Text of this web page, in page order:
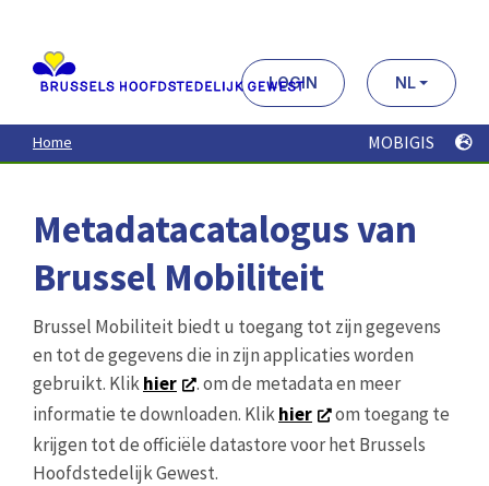
contenu
principal
LOGIN NL
Home MOBIGIS
Metadatacatalogus van
Brussel Mobiliteit
Brussel Mobiliteit biedt u toegang tot zijn gegevens
en tot de gegevens die in zijn applicaties worden
gebruikt. Klikhier
. om de metadata en meer
informatie te downloaden. Klikhier
om toegang te
krijgen tot de officiële datastore voor het Brussels
Hoofdstedelijk Gewest.